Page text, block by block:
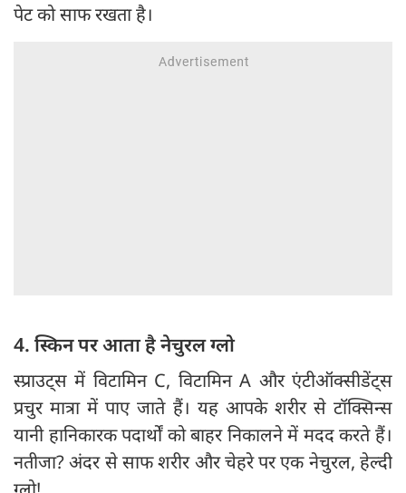
पेट को साफ रखता है।
4. स्किन पर आता है नेचुरल ग्लो
स्प्राउट्स में विटामिन C, विटामिन A और एंटीऑक्सीडेंट्स
प्रचुर मात्रा में पाए जाते हैं। यह आपके शरीर से टॉक्सिन्स
यानी हानिकारक पदार्थों को बाहर निकालने में मदद करते हैं।
नतीजा? अंदर से साफ शरीर और चेहरे पर एक नेचुरल, हेल्दी